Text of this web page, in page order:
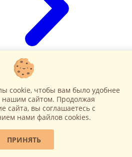
блоки
cookie, чтобы вам было удобнее
нашим сайтом. Продолжая
сайта, вы соглашаетесь c
нами файлов cookies.
ПРИНЯТЬ